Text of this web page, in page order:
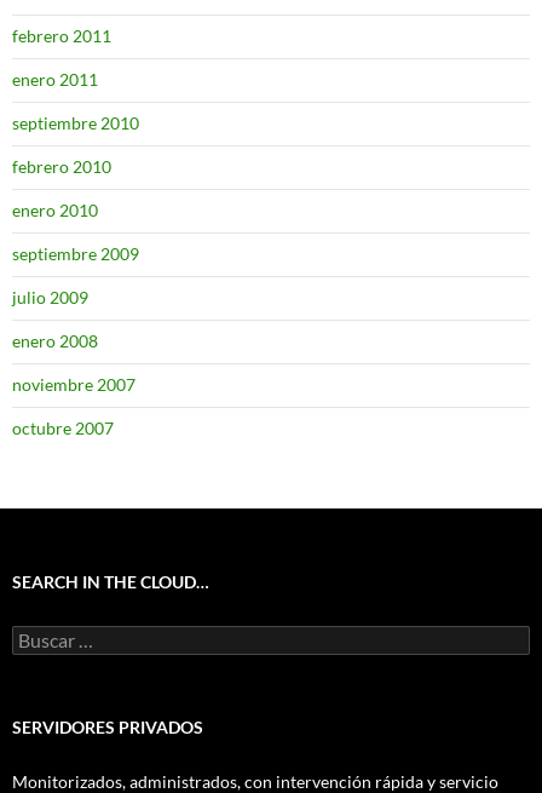
febrero 2011
enero 2011
septiembre 2010
febrero 2010
enero 2010
septiembre 2009
julio 2009
enero 2008
noviembre 2007
octubre 2007
SEARCH IN THE CLOUD…
Buscar:
SERVIDORES PRIVADOS
Monitorizados, administrados, con intervención rápida y servicio